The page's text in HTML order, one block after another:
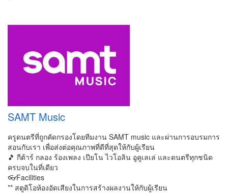
SAMT Music
ครูดนตรีที่ถูกคัดกรองโดยทีมงาน SAMT music และผ่านการอบรมการ
สอนกับเรา เพื่อส่งต่อคุณภาพที่ดีที่สุดให้กับผู้เรียน
🎵 กีต้าร์ กลอง ร้องเพลง เปียโน ไวโอลิน อูคูเลเล่ และดนตรีทุกชนิด
ครบจบในที่เดียว
👓Facilities
** สตูดิโอห้องอัดเสียงในการสร้างผลงานให้กับผู้เรียน